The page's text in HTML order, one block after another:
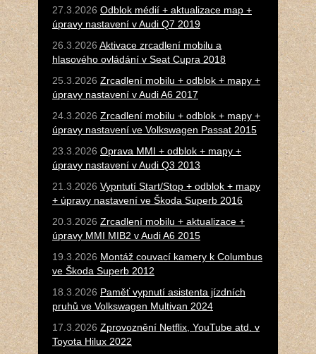
27.3.2026 Odblok médií + aktualizace map +
úpravy nastavení v Audi Q7 2019
26.3.2026 Aktivace zrcadlení mobilu a
hlasového ovládání v Seat Cupra 2018
25.3.2026 Zrcadlení mobilu + odblok + mapy +
úpravy nastavení v Audi A6 2017
24.3.2026 Zrcadlení mobilu + odblok + mapy +
úpravy nastavení ve Volkswagen Passat 2015
23.3.2026 Oprava MMI + odblok + mapy +
úpravy nastavení v Audi Q3 2013
21.3.2026 Vypntutí Start/Stop + odblok + mapy
+ úpravy nastavení ve Škoda Superb 2016
20.3.2026 Zrcadlení mobilu + aktualizace +
úpravy MMI MIB2 v Audi A6 2015
19.3.2026 Montáž couvací kamery k Columbus
ve Škoda Superb 2012
18.3.2026 Paměť vypnutí asistenta jízdních
pruhů ve Volkswagen Multivan 2024
17.3.2026 Zprovoznění Netflix, YouTube atd. v
Toyota Hilux 2022